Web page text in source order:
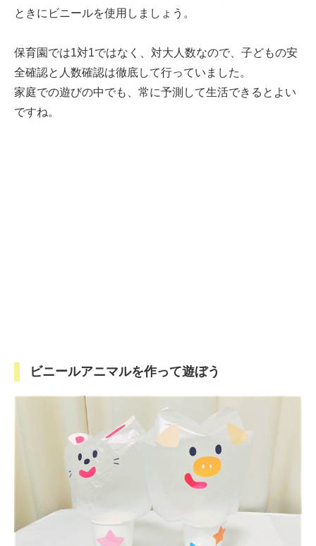
ときにビニールを使用しましょう。
保育園では1対1ではなく、対大人数なので、子どもの安
全確認と人数確認は徹底して行っていました。
家庭での遊びの中でも、常に予測して生活できるとよい
ですね。
ビニールアニマルを作って遊ぼう